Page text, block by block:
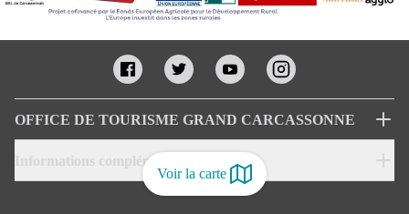
Voir la carte
OFFICE DE TOURISME GRAND CARCASSONNE
Informations complémentaires